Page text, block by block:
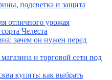
подсветка и защита
отличного урожая
Челеста
зачем он нужен перед
и торговой сети под
купить: как выбрать